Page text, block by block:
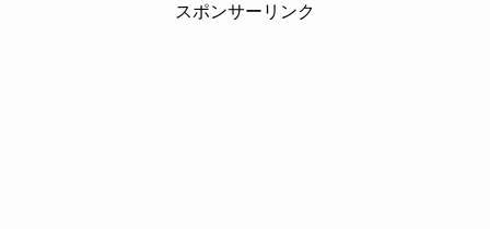
スポンサーリンク